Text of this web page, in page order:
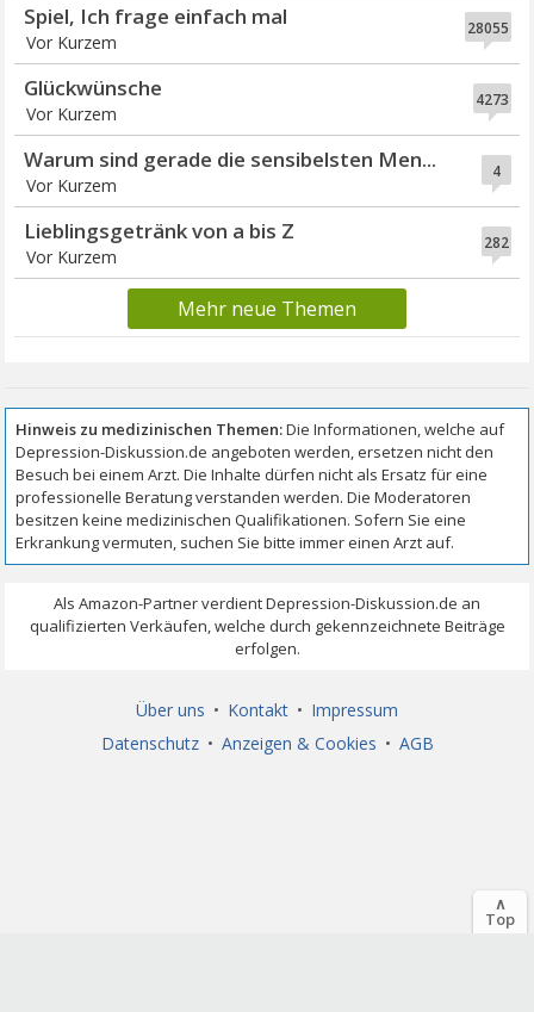
28055
Spiel, Ich frage einfach mal
Vor Kurzem
4273
Glückwünsche
Vor Kurzem
4
Warum sind gerade die sensibelsten Men...
Vor Kurzem
282
Lieblingsgetränk von a bis Z
Vor Kurzem
Mehr neue Themen
Über uns • Kontakt • Impressum
Datenschutz • Anzeigen & Cookies • AGB
∧
Top